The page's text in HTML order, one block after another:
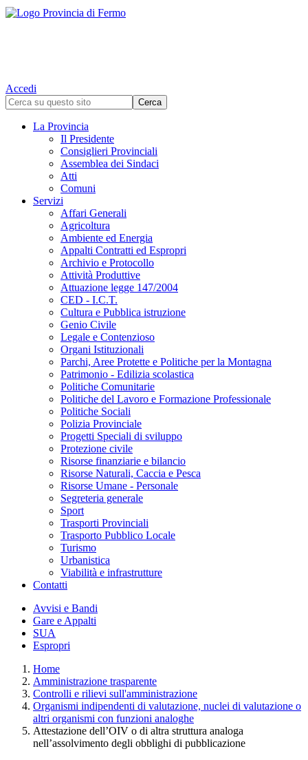
Accedi
La Provincia
Il Presidente
Consiglieri Provinciali
Assemblea dei Sindaci
Atti
Comuni
Servizi
Affari Generali
Agricoltura
Ambiente ed Energia
Appalti Contratti ed Espropri
Archivio e Protocollo
Attività Produttive
Attuazione legge 147/2004
CED - I.C.T.
Cultura e Pubblica istruzione
Genio Civile
Legale e Contenzioso
Organi Istituzionali
Parchi, Aree Protette e Politiche per la Montagna
Patrimonio - Edilizia scolastica
Politiche Comunitarie
Politiche del Lavoro e Formazione Professionale
Politiche Sociali
Polizia Provinciale
Progetti Speciali di sviluppo
Protezione civile
Risorse finanziarie e bilancio
Risorse Naturali, Caccia e Pesca
Risorse Umane - Personale
Segreteria generale
Sport
Trasporti Provinciali
Trasporto Pubblico Locale
Turismo
Urbanistica
Viabilità e infrastrutture
Contatti
Avvisi e Bandi
Gare e Appalti
SUA
Espropri
Home
Amministrazione trasparente
Controlli e rilievi sull'amministrazione
Organismi indipendenti di valutazione, nuclei di valutazione o
altri organismi con funzioni analoghe
Attestazione dell’OIV o di altra struttura analoga
nell’assolvimento degli obblighi di pubblicazione